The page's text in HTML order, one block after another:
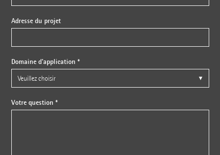
Adresse du projet
Domaine d'application *
Votre question *